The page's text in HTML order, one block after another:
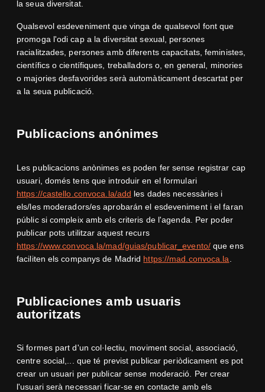
la seua diversitat.
Qualsevol esdeveniment que vinga de qualsevol font que
promoga l'odi cap a la diversitat sexual, persones
racialitzades, persones amb diferents capacitats, feministes,
científics o científiques, treballadors o, en general, minories
o majories desfavorides serà automàticament descartat per
a la seua publicació.
Publicacions anónimes
Les publicacions anònimes es poden fer sense registrar cap
usuari, domés tens que introduir en el formulari
https://castello.convoca.la/add les dades necessàries i
els/les moderadors/es aprobarán el esdeveniment i el faran
públic si compleix amb els criteris de l'agenda. Per poder
publicar pots utilitzar aquest recurs
https://www.convoca.la/mad/guias/publicar_evento/que ens
faciliten els companys de Madrid https://mad.convoca.la
Publicaciones amb usuaris
autoritzats
Si formes part d'un col·lectiu, moviment social, associació,
centre social,... que té previst publicar periòdicament es pot
crear un usuari per publicar sense moderació. Per crear
l'usuari serà necessari ficar-se en contacte amb els